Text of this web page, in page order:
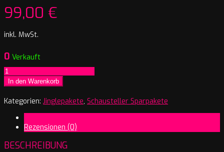
99,00 €
inkl. MwSt.
0 Verkauft
Jingles
Discount
Box
Musikexpress
Menge
In den Warenkorb
Kategorien: Jinglepakete, Schausteller Sparpakete
Rezensionen (0)
BESCHREIBUNG